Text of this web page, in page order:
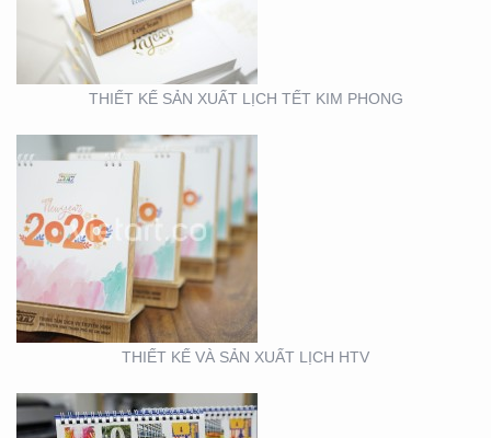
THIẾT KẾ SẢN XUẤT LỊCH TẾT KIM PHONG
THIẾT KẾ VÀ SẢN XUẤT LỊCH HTV
THIẾT KẾ VÀ SẢN XUẤT
LỊCH FUBON